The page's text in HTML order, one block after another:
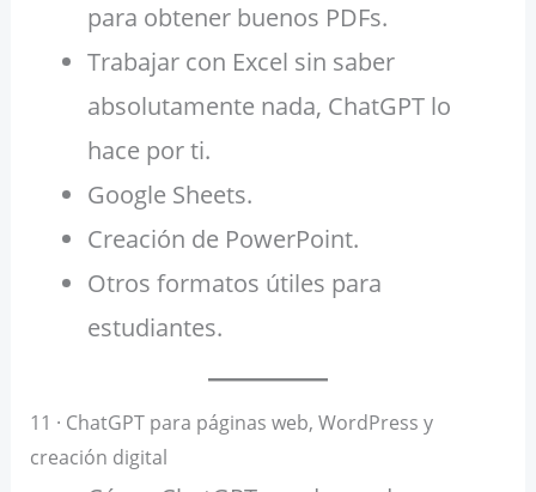
para obtener buenos PDFs.
Trabajar con Excel sin saber
absolutamente nada, ChatGPT lo
hace por ti.
Google Sheets.
Creación de PowerPoint.
Otros formatos útiles para
estudiantes.
11 · ChatGPT para páginas web, WordPress y
creación digital